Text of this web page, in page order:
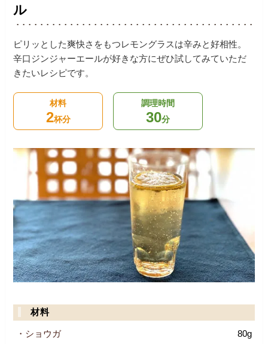
ル
ピリッとした爽快さをもつレモングラスは辛みと好相性。
辛口ジンジャーエールが好きな方にぜひ試してみていただ
きたいレシピです。
材料
2杯分
調理時間
30分
材料
・ショウガ 80g